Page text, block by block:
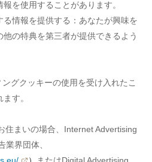
を使用することがあります。
情報を提供する：あなたが興味を
の特典を第三者が提供できるよう
グクッキーの使用を受け入れたこ
す。
住まいの場合、Internet Advertising
業界団体、